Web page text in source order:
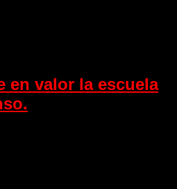
en valor la escuela